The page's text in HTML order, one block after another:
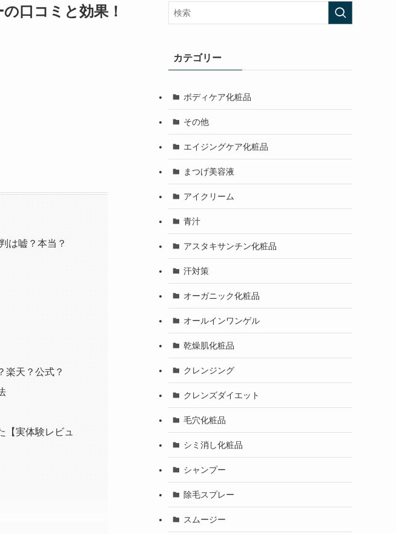
口コミと効果！
は嘘？本当？
楽天？公式？
【実体験レビュ
カテゴリー
ボディケア化粧品
その他
エイジングケア化粧品
まつげ美容液
アイクリーム
青汁
アスタキサンチン化粧品
汗対策
オーガニック化粧品
オールインワンゲル
乾燥肌化粧品
クレンジング
クレンズダイエット
毛穴化粧品
シミ消し化粧品
シャンプー
除毛スプレー
スムージー